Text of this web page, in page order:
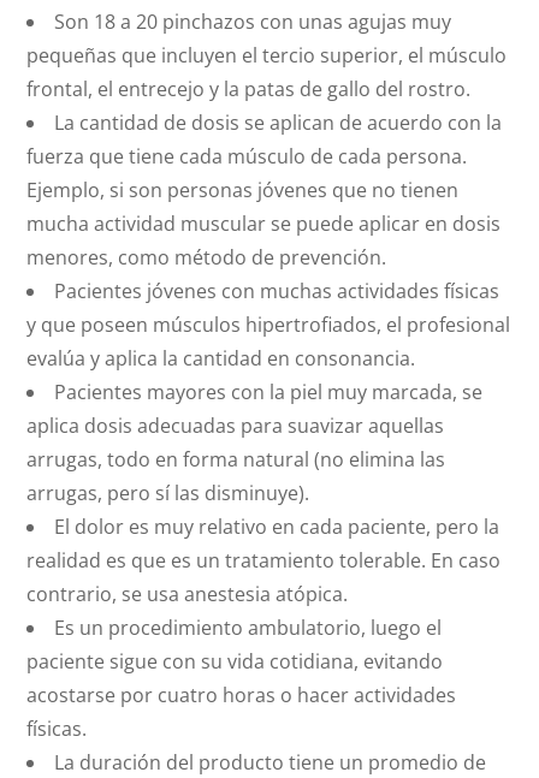
Son 18 a 20 pinchazos con unas agujas muy
pequeñas que incluyen el tercio superior, el músculo
frontal, el entrecejo y la patas de gallo del rostro.
La cantidad de dosis se aplican de acuerdo con la
fuerza que tiene cada músculo de cada persona.
Ejemplo, si son personas jóvenes que no tienen
mucha actividad muscular se puede aplicar en dosis
menores, como método de prevención.
Pacientes jóvenes con muchas actividades físicas
y que poseen músculos hipertrofiados, el profesional
evalúa y aplica la cantidad en consonancia.
Pacientes mayores con la piel muy marcada, se
aplica dosis adecuadas para suavizar aquellas
arrugas, todo en forma natural (no elimina las
arrugas, pero sí las disminuye).
El dolor es muy relativo en cada paciente, pero la
realidad es que es un tratamiento tolerable. En caso
contrario, se usa anestesia atópica.
Es un procedimiento ambulatorio, luego el
paciente sigue con su vida cotidiana, evitando
acostarse por cuatro horas o hacer actividades
físicas.
La duración del producto tiene un promedio de